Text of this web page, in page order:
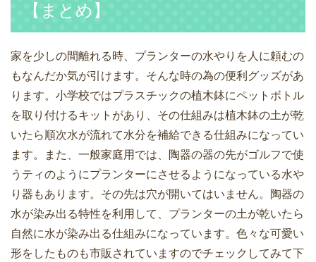
【まとめ】
家を少しの間離れる時、プランターの水やりを人に頼むの
もなんだか気が引けます。そんな時の為の便利グッズがあ
ります。小学校ではプラスチックの植木鉢にペットボトル
を取り付けるキットがあり、その仕組みは植木鉢の土が乾
いたら順次水が流れて水分を補給できる仕組みになってい
ます。また、一般家庭用では、陶器の器の先がゴルフで使
うティのようにプランターにさせるようになっている水や
り器もあります。その先は穴が開いてはいません。陶器の
水が染み出る特性を利用して、プランターの土が乾いたら
自然に水が染み出る仕組みになっています。色々な可愛い
形をしたものも市販されていますのでチェックしてみて下